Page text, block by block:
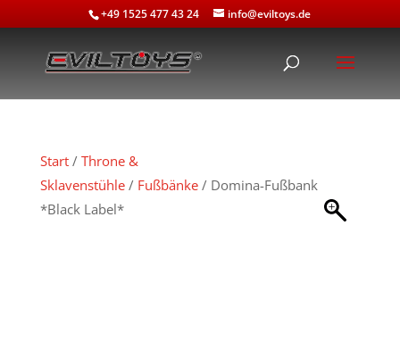
+49 1525 477 43 24 info@eviltoys.de
Start/ Throne &
Sklavenstühle/ Fußbänke/ Domina-Fußbank
*Black Label*